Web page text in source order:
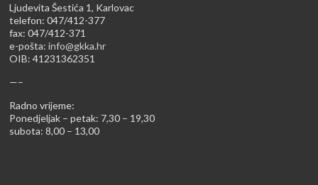
Ljudevita Šestića 1, Karlovac
telefon: 047/412-377
fax: 047/412-371
e-pošta:info@gkka.hr
OIB: 41231362351
—–
Radno vrijeme:
Ponedjeljak – petak: 7,30 – 19,30
subota: 8,00 – 13,00